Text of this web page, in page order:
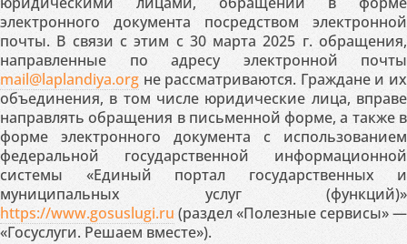
электронного документа посредством электронной
почты. В связи с этим с 30 марта 2025 г. обращения,
направленные по адресу электронной почты
mail@laplandiya.org не рассматриваются. Граждане и их
объединения, в том числе юридические лица, вправе
направлять обращения в письменной форме, а также в
форме электронного документа с использованием
федеральной государственной информационной
системы «Единый портал государственных и
муниципальных услуг (функций)»
https://www.gosuslugi.ru (раздел «Полезные сервисы» —
«Госуслуги. Решаем вместе»).